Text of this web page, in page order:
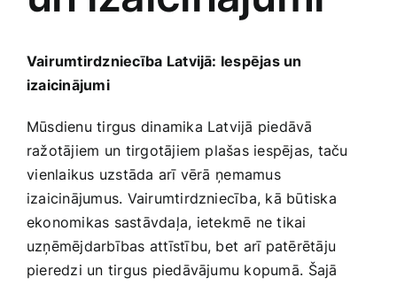
Pirktākās preces
Raksti
Grāmatas
Mājai un remontam
Mājražotājiem
Vairumtirdzniecība ⁤Latvijā:‍ Iespējas​ un
izaicinājumi
Mūsdienu​ tirgus dinamika Latvijā piedāvā⁣
ražotājiem ⁢un tirgotājiem plašas iespējas, taču
⁢vienlaikus uzstāda arī vērā ⁣ņemamus
izaicinājumus. Vairumtirdzniecība,‍ kā būtiska‌
ekonomikas sastāvdaļa, ⁣ietekmē‍ ne tikai
uzņēmējdarbības‍ attīstību,‌ bet ⁤arī patērētāju⁢
pieredzi​ un tirgus piedāvājumu kopumā. ⁣Šajā